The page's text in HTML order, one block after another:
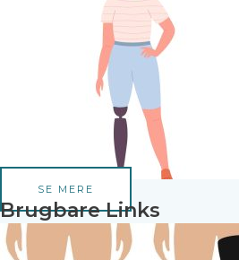
SE MERE
Brugbare Links